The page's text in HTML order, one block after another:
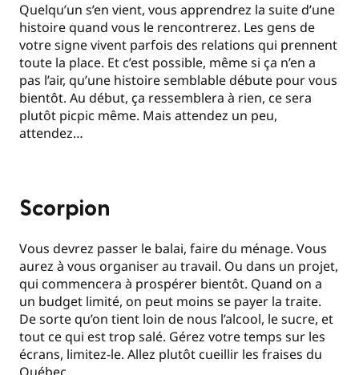
Quelqu’un s’en vient, vous apprendrez la suite d’une
histoire quand vous le rencontrerez. Les gens de
votre signe vivent parfois des relations qui prennent
toute la place. Et c’est possible, même si ça n’en a
pas l’air, qu’une histoire semblable débute pour vous
bientôt. Au début, ça ressemblera à rien, ce sera
plutôt picpic même. Mais attendez un peu,
attendez…
Scorpion
Vous devrez passer le balai, faire du ménage. Vous
aurez à vous organiser au travail. Ou dans un projet,
qui commencera à prospérer bientôt. Quand on a
un budget limité, on peut moins se payer la traite.
De sorte qu’on tient loin de nous l’alcool, le sucre, et
tout ce qui est trop salé. Gérez votre temps sur les
écrans, limitez-le. Allez plutôt cueillir les fraises du